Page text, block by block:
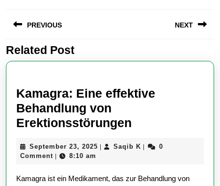
navigation
PREVIOUS
Previous
post:
NEXT
post:
Related Post
Kamagra: Eine effektive
Behandlung von
Erektionsstörungen
effektive
von
September 23, 2025 September
Saqib K Saqib0
Comment
8:10 am
Kamagra ist ein Medikament, das zur Behandlung von